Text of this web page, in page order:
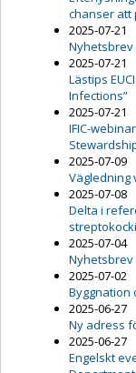
chanser att
2025-07-21
Nyhetsbrev
2025-07-21
Lästips
Infections”
2025-07-21
IFIC-
2025-07-09
Vägledning
2025-07-08
Delta i
2025-07-04
Nyhetsbrev
2025-07-02
Byggnation
2025-06-27
Ny adress
2025-06-27
Engelskt